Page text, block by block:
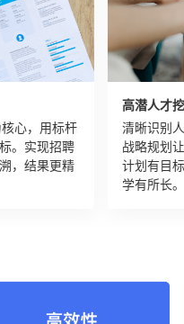
心，用标杆
。实现招聘
，结果更精
高潜人才
清晰识别
战略规划
计划有目
学有所长。